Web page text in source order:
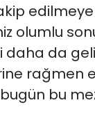
olumlu
da
rağmen
bu